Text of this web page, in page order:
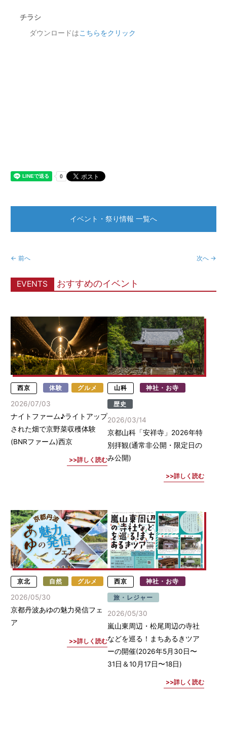
チラシ
ダウンロードはこちらをクリック
← 前へ 次へ →
イベント・祭り情報 一覧へ
EVENTS おすすめのイベント
西京 体験 グルメ
2026/07/03
ナイトファーム♪ライトアップ
された畑で京野菜収穫体験
(BNRファーム)西京
詳しく読む
山科 神社・お寺
歴史
2026/03/14
京都山科「安祥寺」2026年特
別拝観(通常非公開・限定日の
み公開)
詳しく読む
京北 自然 グルメ
2026/05/30
京都丹波あゆの魅力発信フェ
ア
詳しく読む
西京 神社・お寺
旅・レジャー
2026/05/30
嵐山東周辺・松尾周辺の寺社
などを巡る！まちあるきツア
ーの開催(2026年5月30日〜
31日＆10月17日〜18日)
詳しく読む